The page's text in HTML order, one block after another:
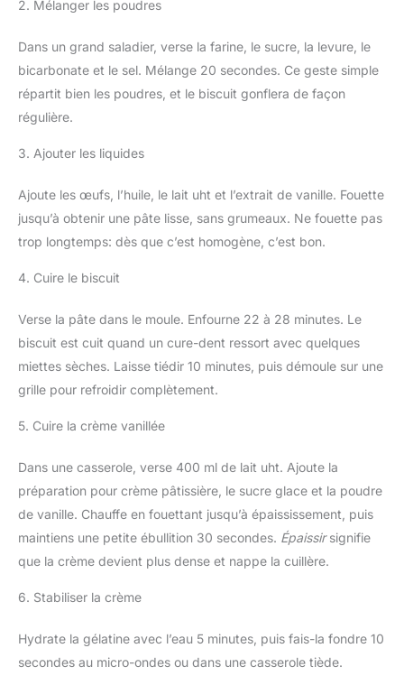
2. Mélanger les poudres
Dans un grand saladier, verse la farine, le sucre, la levure, le
bicarbonate et le sel. Mélange 20 secondes. Ce geste simple
répartit bien les poudres, et le biscuit gonflera de façon
régulière.
3. Ajouter les liquides
Ajoute les œufs, l’huile, le lait uht et l’extrait de vanille. Fouette
jusqu’à obtenir une pâte lisse, sans grumeaux. Ne fouette pas
trop longtemps: dès que c’est homogène, c’est bon.
4. Cuire le biscuit
Verse la pâte dans le moule. Enfourne 22 à 28 minutes. Le
biscuit est cuit quand un cure-dent ressort avec quelques
miettes sèches. Laisse tiédir 10 minutes, puis démoule sur une
grille pour refroidir complètement.
5. Cuire la crème vanillée
Dans une casserole, verse 400 ml de lait uht. Ajoute la
préparation pour crème pâtissière, le sucre glace et la poudre
de vanille. Chauffe en fouettant jusqu’à épaississement, puis
maintiens une petite ébullition 30 secondes. Épaissirsignifie
que la crème devient plus dense et nappe la cuillère.
6. Stabiliser la crème
Hydrate la gélatine avec l’eau 5 minutes, puis fais-la fondre 10
secondes au micro-ondes ou dans une casserole tiède.